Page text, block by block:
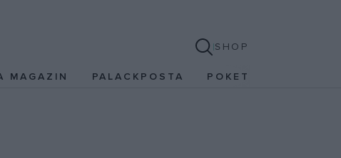
SHOP
MAGAZIN PALACKPOSTA POKET